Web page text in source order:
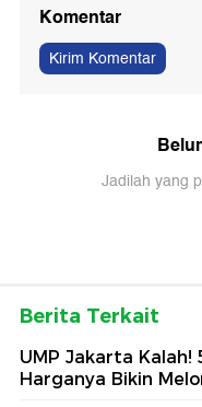
Komentar
Kirim Komentar
Jadilah yang
Berita Terkait
UMP Jakarta Kalah!
Harganya Bikin